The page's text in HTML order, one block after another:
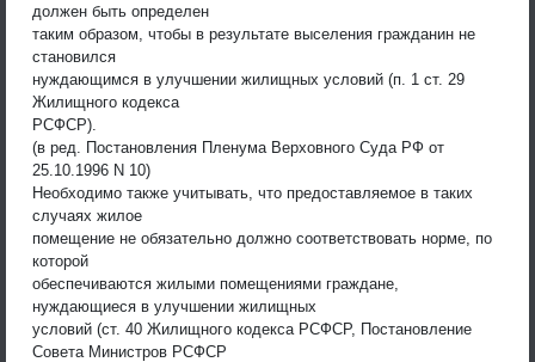
должен быть определен
таким образом, чтобы в результате выселения гражданин не
становился
нуждающимся в улучшении жилищных условий (п. 1 ст. 29
Жилищного кодекса
РСФСР).
(в ред. Постановления Пленума Верховного Суда РФ от
25.10.1996 N 10)
Необходимо также учитывать, что предоставляемое в таких
случаях жилое
помещение не обязательно должно соответствовать норме, по
которой
обеспечиваются жилыми помещениями граждане,
нуждающиеся в улучшении жилищных
условий (ст. 40 Жилищного кодекса РСФСР, Постановление
Совета Министров РСФСР